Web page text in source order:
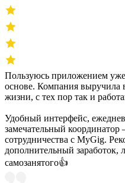
Пользуюсь приложением
основе. Компания
жизни, с тех пор так и
Удобный интерфейс,
замечательный координатор
сотрудничества с MyGig.
дополнительный заработок,
самозанятого👍